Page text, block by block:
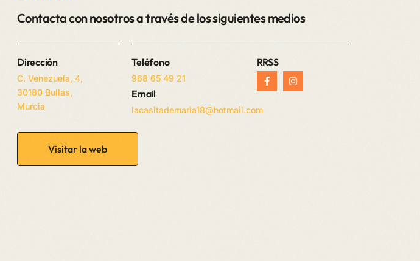
Contacta con nosotros a través de los siguientes medios
Dirección
C. Venezuela, 4,
30180 Bullas,
Murcia
Teléfono
968 65 49 21
Email
lacasitademaria18@hotmail.com
RRSS
Visitar la web